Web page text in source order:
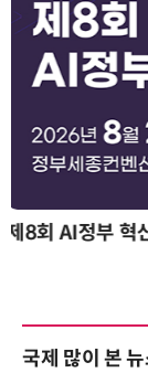
성과를 만드는
국제 많이 본